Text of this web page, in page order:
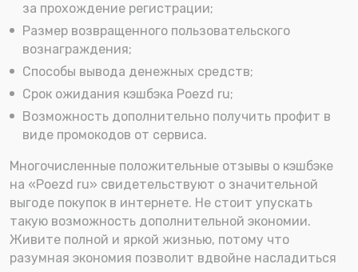
за прохождение регистрации;
Размер возвращенного пользовательского
вознаграждения;
Способы вывода денежных средств;
Срок ожидания кэшбэка Poezd ru;
Возможность дополнительно получить профит в
виде промокодов от сервиса.
Многочисленные положительные отзывы о кэшбэке
на «Poezd ru» свидетельствуют о значительной
выгоде покупок в интернете. Не стоит упускать
такую возможность дополнительной экономии.
Живите полной и яркой жизнью, потому что
разумная экономия позволит вдвойне насладиться